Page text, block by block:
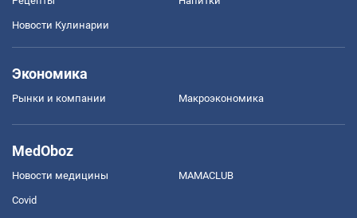
Новости Кулинарии
Экономика
Рынки и компании Mакроэкономика
MedOboz
Новости медицины MAMACLUB
Covid